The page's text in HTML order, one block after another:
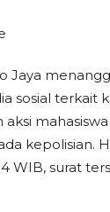
Jaya
sosial terkait
kepolisian.
WIB, surat